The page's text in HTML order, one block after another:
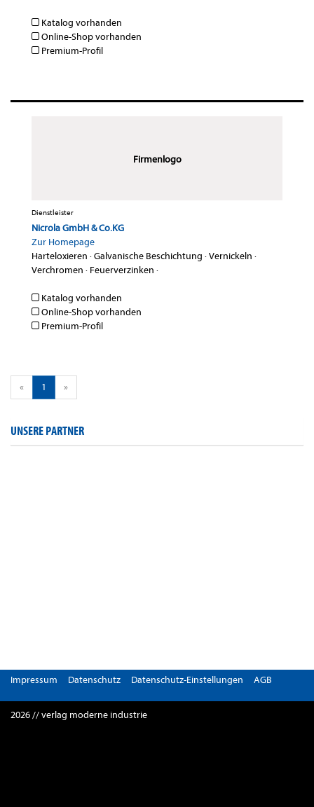
Katalog vorhanden
Online-Shop vorhanden
Premium-Profil
Firmenlogo
Dienstleister
Nicrola GmbH & Co.KG
Zur Homepage
Harteloxieren ·Galvanische Beschichtung ·Vernickeln ·
Verchromen · Feuerverzinken ·
Katalog vorhanden
Online-Shop vorhanden
Premium-Profil
« 1 »
UNSERE PARTNER
Impressum Datenschutz Datenschutz-Einstellungen AGB
2026 // verlag moderne industrie